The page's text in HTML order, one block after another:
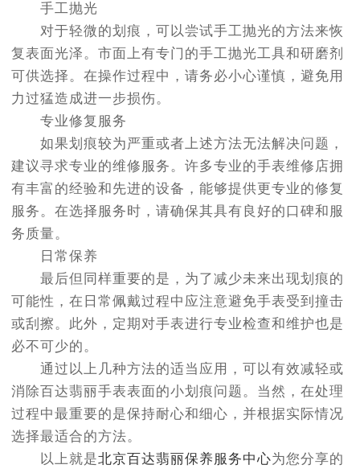
手工抛光
对于轻微的划痕，可以尝试手工抛光的方法来恢
复表面光泽。市面上有专门的手工抛光工具和研磨剂
可供选择。在操作过程中，请务必小心谨慎，避免用
力过猛造成进一步损伤。
专业修复服务
如果划痕较为严重或者上述方法无法解决问题，
建议寻求专业的维修服务。许多专业的手表维修店拥
有丰富的经验和先进的设备，能够提供更专业的修复
服务。在选择服务时，请确保其具有良好的口碑和服
务质量。
日常保养
最后但同样重要的是，为了减少未来出现划痕的
可能性，在日常佩戴过程中应注意避免手表受到撞击
或刮擦。此外，定期对手表进行专业检查和维护也是
必不可少的。
通过以上几种方法的适当应用，可以有效减轻或
消除百达翡丽手表表面的小划痕问题。当然，在处理
过程中最重要的是保持耐心和细心，并根据实际情况
选择最适合的方法。
以上就是北京百达翡丽保养服务中心为您分享的